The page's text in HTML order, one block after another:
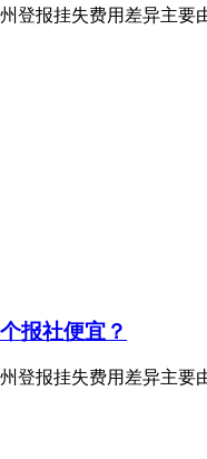
登报挂失费用差异主
报社便宜？
登报挂失费用差异主